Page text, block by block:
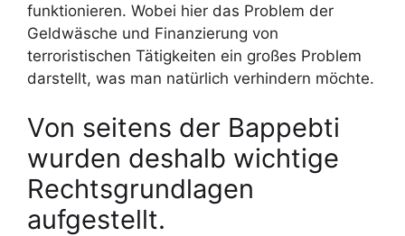
funktionieren. Wobei hier das Problem der
Geldwäsche und Finanzierung von
terroristischen Tätigkeiten ein großes Problem
darstellt, was man natürlich verhindern möchte.
Von seitens der Bappebti
wurden deshalb wichtige
Rechtsgrundlagen
aufgestellt.